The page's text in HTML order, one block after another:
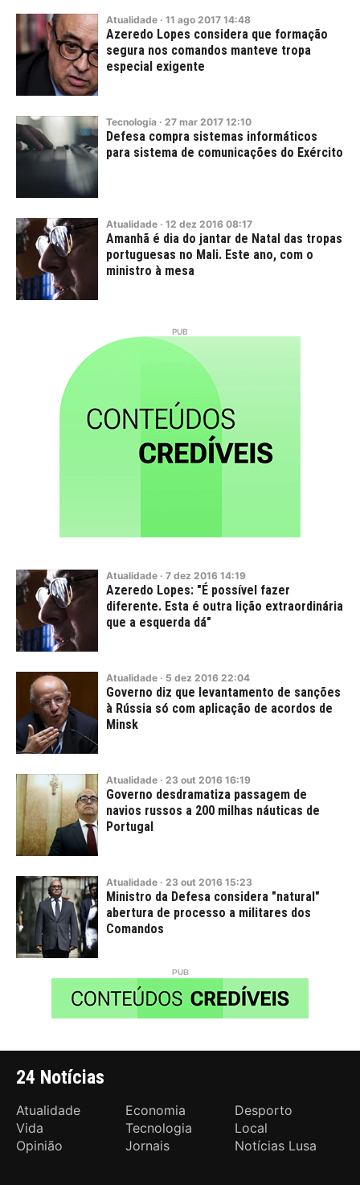
Atualidade · 11 ago 2017 14:48
Azeredo Lopes considera que formação
segura nos comandos manteve tropa
especial exigente
Tecnologia · 27 mar 2017 12:10
Defesa compra sistemas informáticos
para sistema de comunicações do Exército
Atualidade · 12 dez 2016 08:17
Amanhã é dia do jantar de Natal das tropas
portuguesas no Mali. Este ano, com o
ministro à mesa
Atualidade · 7 dez 2016 14:19
Azeredo Lopes: "É possível fazer
diferente. Esta é outra lição extraordinária
que a esquerda dá"
Atualidade · 5 dez 2016 22:04
Governo diz que levantamento de sanções
à Rússia só com aplicação de acordos de
Minsk
Atualidade · 23 out 2016 16:19
Governo desdramatiza passagem de
navios russos a 200 milhas náuticas de
Portugal
Atualidade · 23 out 2016 15:23
Ministro da Defesa considera "natural"
abertura de processo a militares dos
Comandos
24 Notícias
Atualidade Economia
Desporto
Vida
Tecnologia
Local
Opinião
Jornais Notícias Lusa